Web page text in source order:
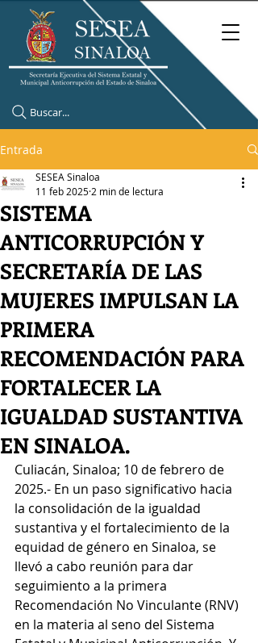
Buscar...
Entrada
SISTEMA
ANTICORRUPCIÓN Y
SECRETARÍA DE LAS
MUJERES IMPULSAN LA
PRIMERA
RECOMENDACIÓN PARA
FORTALECER LA
IGUALDAD SUSTANTIVA
EN SINALOA.
SESEA Sinaloa
11 feb 2025 2 min de lectura
Culiacán, Sinaloa; 10 de febrero de
2025.- En un paso significativo hacia
la consolidación de la igualdad
sustantiva y el fortalecimiento de la
equidad de género en Sinaloa, se
llevó a cabo reunión para dar
seguimiento a la primera
Recomendación No Vinculante (RNV)
en la materia al seno del Sistema